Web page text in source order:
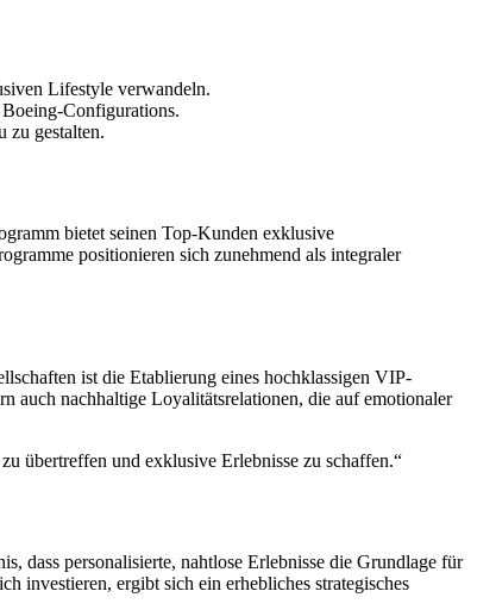
Lifestyle verwandeln.
Configurations.
zu gestalten.
bietet seinen Top-Kunden exklusive
positionieren sich zunehmend als integraler
ist die Etablierung eines hochklassigen VIP-
auch nachhaltige Loyalitätsrelationen, die auf emotionaler
übertreffen und exklusive Erlebnisse zu schaffen.“
dass personalisierte, nahtlose Erlebnisse die Grundlage für
investieren, ergibt sich ein erhebliches strategisches